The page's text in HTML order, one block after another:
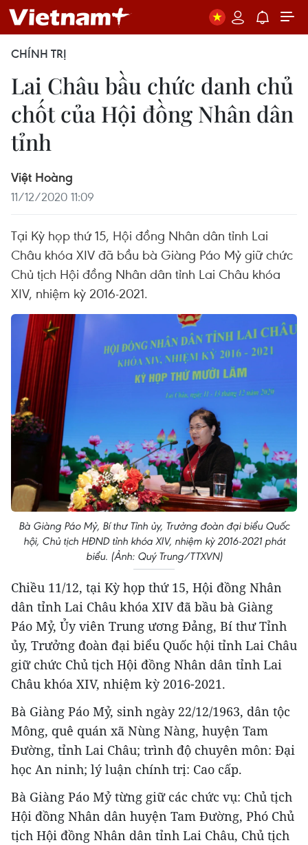
CHÍNH TRỊ
Lai Châu bầu chức danh chủ
chốt của Hội đồng Nhân dân
tỉnh
Việt Hoàng
11/12/2020 11:09
Tại Kỳ họp thứ 15, Hội đồng Nhân dân tỉnh Lai
Châu khóa XIV đã bầu bà Giàng Páo Mỷ giữ chức
Chủ tịch Hội đồng Nhân dân tỉnh Lai Châu khóa
XIV, nhiệm kỳ 2016-2021.
Bà Giàng Páo Mỷ, Bí thư Tỉnh ủy, Trưởng đoàn đại biểu Quốc
hội, Chủ tịch HĐND tỉnh khóa XIV, nhiệm kỳ 2016-2021 phát
biểu. (Ảnh: Quý Trung/TTXVN)
Chiều 11/12, tại Kỳ họp thứ 15, Hội đồng Nhân
dân tỉnh Lai Châu khóa XIV đã bầu bà Giàng
Páo Mỷ, Ủy viên Trung ương Đảng, Bí thư Tỉnh
ủy, Trưởng đoàn đại biểu Quốc hội tỉnh Lai Châu
giữ chức Chủ tịch Hội đồng Nhân dân tỉnh Lai
Châu khóa XIV, nhiệm kỳ 2016-2021.
Bà Giàng Páo Mỷ, sinh ngày 22/12/1963, dân tộc
Mông, quê quán xã Nùng Nàng, huyện Tam
Đường, tỉnh Lai Châu; trình độ chuyên môn: Đại
học An ninh; lý luận chính trị: Cao cấp.
Bà Giàng Páo Mỷ từng giữ các chức vụ: Chủ tịch
Hội đồng Nhân dân huyện Tam Đường, Phó Chủ
tịch Hội đồng Nhân dân tỉnh Lai Châu, Chủ tịch